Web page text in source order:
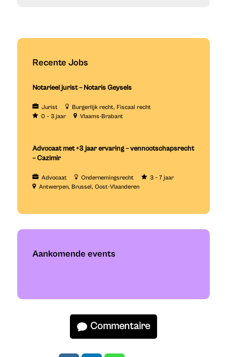
Recente Jobs
Notarieel jurist – Notaris Geysels
Jurist Burgerlijk recht Fiscaal recht
0 – 3 jaar
Vlaams-Brabant
Advocaat met +3 jaar ervaring – vennootschapsrecht
– Cazimir
Advocaat Ondernemingsrecht
3 – 7 jaar
Antwerpen Brussel Oost-Vlaanderen
Aankomende events
Commentaire